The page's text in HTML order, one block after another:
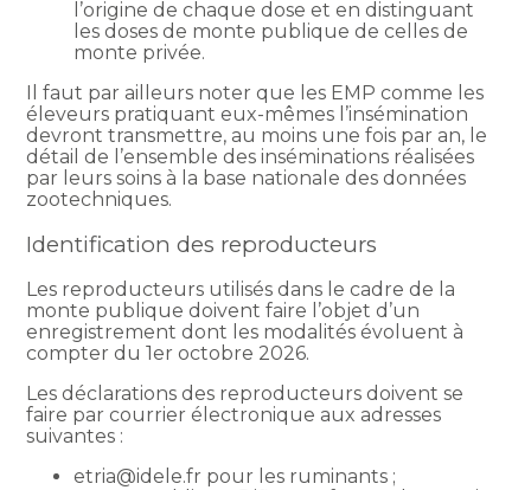
l’origine de chaque dose et en distinguant
les doses de monte publique de celles de
monte privée.
Il faut par ailleurs noter que les EMP comme les
éleveurs pratiquant eux-mêmes l’insémination
devront transmettre, au moins une fois par an, le
détail de l’ensemble des inséminations réalisées
par leurs soins à la base nationale des données
zootechniques.
Identification des reproducteurs
Les reproducteurs utilisés dans le cadre de la
monte publique doivent faire l’objet d’un
enregistrement dont les modalités évoluent à
compter du 1er octobre 2026.
Les déclarations des reproducteurs doivent se
faire par courrier électronique aux adresses
suivantes :
etria@idele.fr pour les ruminants ;